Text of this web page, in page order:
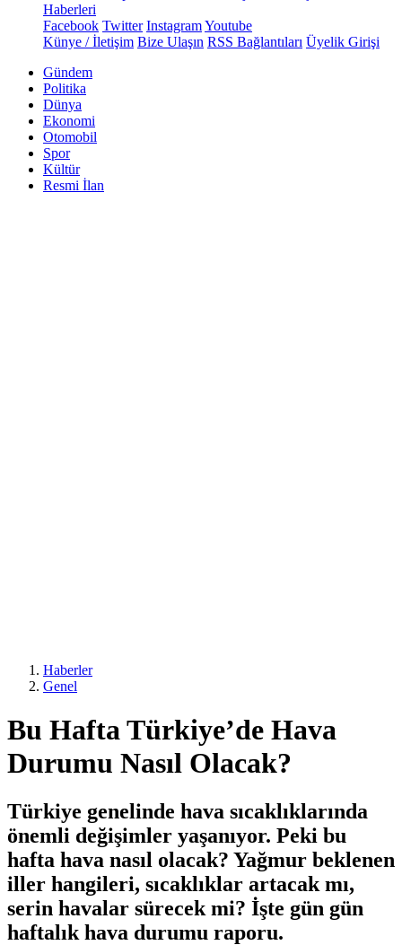
Haberleri
Facebook Twitter InstagramYoutube
Künye / İletişim Bize Ulaşın RSS Bağlantıları Üyelik Girişi
Gündem
Politika
Dünya
Ekonomi
Otomobil
Spor
Kültür
Resmi İlan
Haberler
Genel
Bu Hafta Türkiye’de Hava
Durumu Nasıl Olacak?
Türkiye genelinde hava sıcaklıklarında
önemli değişimler yaşanıyor. Peki bu
hafta hava nasıl olacak? Yağmur beklenen
iller hangileri, sıcaklıklar artacak mı,
serin havalar sürecek mi? İşte gün gün
haftalık hava durumu raporu.